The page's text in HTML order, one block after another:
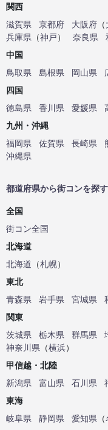
関西
滋賀県
京都府 大阪府 （
兵庫県 （神戸） 奈良県
中国
鳥取県
島根県 岡山県
四国
徳島県
香川県 愛媛県
九州・沖縄
福岡県
佐賀県 長崎県
沖縄県
都道府県から街コンを探す
全国
街コン全国
北海道
北海道 （札幌）
東北
青森県
岩手県 宮城県
関東
茨城県
栃木県 群馬県
神奈川県 （横浜）
甲信越・北陸
新潟県
富山県 石川県
東海
岐阜県
静岡県 愛知県 （